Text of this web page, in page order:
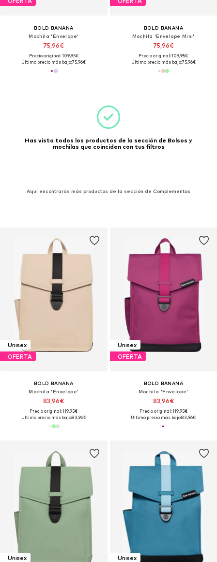
BOLD BANANA
Mochila 'Envelope'
75,96€
Precio original: 109,95€
Último precio más bajo:75,96€
BOLD BANANA
Mochila 'Envelope Mini'
75,96€
Precio original: 109,95€
Último precio más bajo:75,96€
Has visto todos los productos de la sección de Bolsos y
mochilas que coinciden con tus filtros
Aquí encontrarás más productos de la sección de Complementos
Unisex
OFERTA
BOLD BANANA
Mochila 'Envelope'
83,96€
Precio original: 119,95€
Último precio más bajo:83,96€
Unisex
OFERTA
BOLD BANANA
Mochila 'Envelope'
83,96€
Precio original: 119,95€
Último precio más bajo:83,96€
Unisex
Unisex